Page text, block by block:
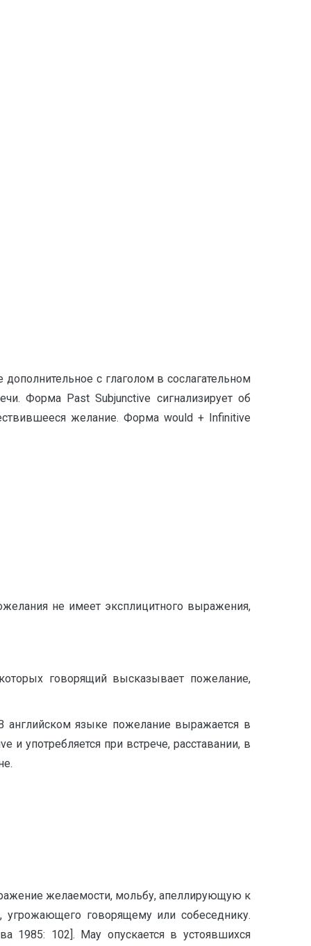
с глаголом в сослагательном
Форма Past Subjunctive сигнализирует об
желание. Форма would + Infinitive
не имеет эксплицитного выражения,
говорящий высказывает пожелание,
языке пожелание выражается в
и употребляется при встрече, расставании, в
желаемости, мольбу, апеллирующую к
угрожающего говорящему или собеседнику.
102]. May опускается в устоявшихся